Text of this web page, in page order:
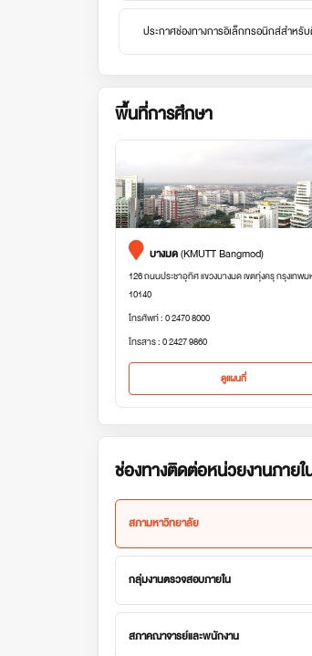
ประกาศช่องทางการอิเล็กทรอนิกส์สำห
พื้นที่การศึกษา
บางมด(KMUTT Bangmod)
126 ถนนประชาอุทิศ แขวงบางมด เขตทุ่งครุ กรุงเทพ
10140
โทรศัพท์ : 0 2470 8000
โทรสาร : 0 2427 9860
ดูแผนที่
ช่องทางติดต่อหน่วยงานภายใ
สภามหาวิทยาลัย
กลุ่มงานตรวจสอบภายใน
สภาคณาจารย์และพนักงาน